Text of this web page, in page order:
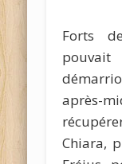
Forts
après-
Chiara,